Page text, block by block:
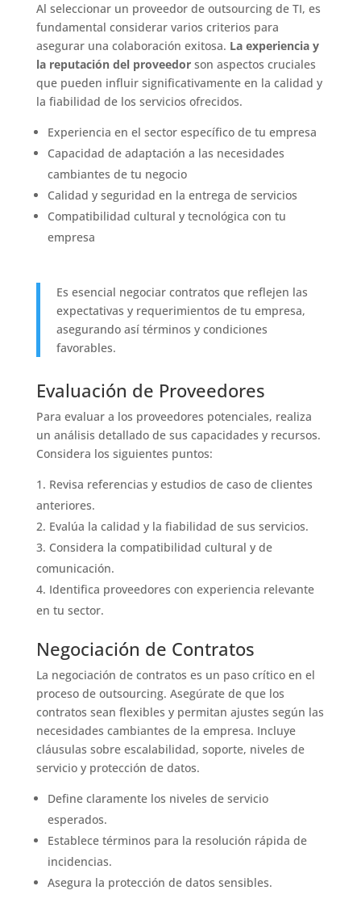
Al seleccionar un proveedor de outsourcing de TI, es
fundamental considerar varios criterios para
asegurar una colaboración exitosa. La experiencia y
la reputación del proveedorson aspectos cruciales
que pueden influir significativamente en la calidad y
la fiabilidad de los servicios ofrecidos.
Experiencia en el sector específico de tu empresa
Capacidad de adaptación a las necesidades
cambiantes de tu negocio
Calidad y seguridad en la entrega de servicios
Compatibilidad cultural y tecnológica con tu
empresa
Es esencial negociar contratos que reflejen las
expectativas y requerimientos de tu empresa,
asegurando así términos y condiciones
favorables.
Evaluación de Proveedores
Para evaluar a los proveedores potenciales, realiza
un análisis detallado de sus capacidades y recursos.
Considera los siguientes puntos:
Revisa referencias y estudios de caso de clientes
anteriores.
Evalúa la calidad y la fiabilidad de sus servicios.
Considera la compatibilidad cultural y de
comunicación.
Identifica proveedores con experiencia relevante
en tu sector.
Negociación de Contratos
La negociación de contratos es un paso crítico en el
proceso de outsourcing. Asegúrate de que los
contratos sean flexibles y permitan ajustes según las
necesidades cambiantes de la empresa. Incluye
cláusulas sobre escalabilidad, soporte, niveles de
servicio y protección de datos.
Define claramente los niveles de servicio
esperados.
Establece términos para la resolución rápida de
incidencias.
Asegura la protección de datos sensibles.